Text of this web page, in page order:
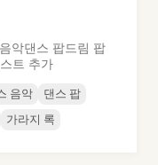
악댄스 팝드림 팝
트 추가
음악
댄스 팝
가라지 록